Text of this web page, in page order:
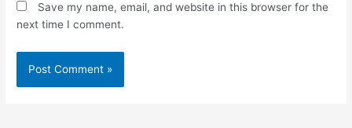
Save my name, email, and website in this browser for the
next time I comment.